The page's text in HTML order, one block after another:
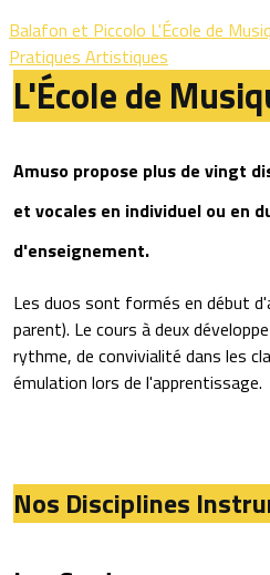
Balafon et Piccolo L'École de
Pratiques Artistiques
L'École de
Amuso propose plus de vingt
et vocales en individuel ou en
d'enseignement.
Les duos sont formés en début
parent). Le cours à deux
rythme, de convivialité dans les
émulation lors de l'apprentissage.
Nos Disciplines